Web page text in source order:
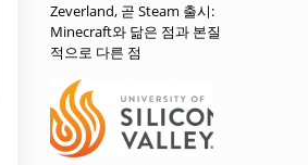
Zeverland, 곧 Steam 출시:
Minecraft와 닮은 점과 본질
적으로 다른 점